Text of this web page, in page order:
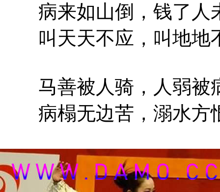
病来如山倒，钱了人
叫天天不应，叫地地
马善被人骑，人弱被
病榻无边苦，溺水方